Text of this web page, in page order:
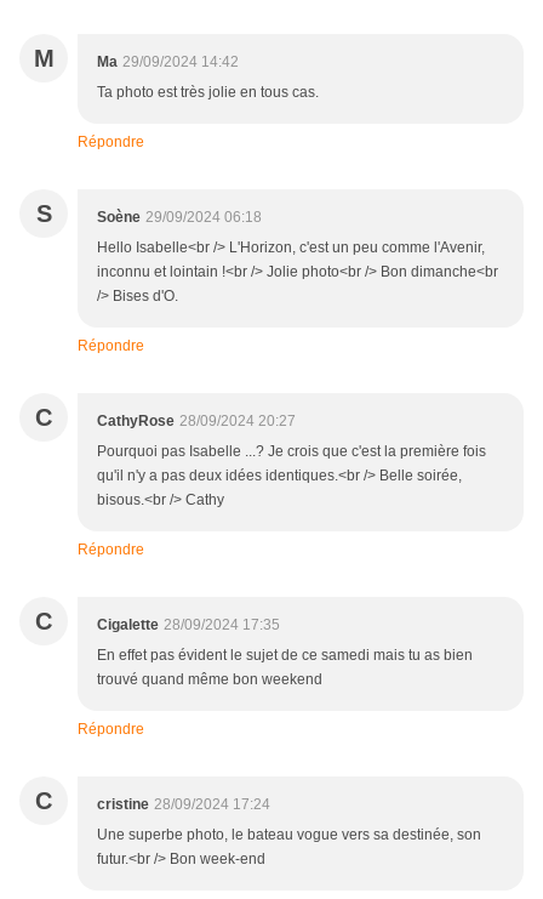
M Ma 29/09/2024 14:42
Ta photo est très jolie en tous cas.
Répondre
S Soène 29/09/2024 06:18
Hello Isabelle<br /> L'Horizon, c'est un peu comme l'Avenir,
inconnu et lointain !<br /> Jolie photo<br /> Bon dimanche<br
/> Bises d'O.
Répondre
C CathyRose 28/09/2024 20:27
Pourquoi pas Isabelle ...? Je crois que c'est la première fois
qu'il n'y a pas deux idées identiques.<br /> Belle soirée,
bisous.<br /> Cathy
Répondre
C Cigalette 28/09/2024 17:35
En effet pas évident le sujet de ce samedi mais tu as bien
trouvé quand même bon weekend
Répondre
C cristine 28/09/2024 17:24
Une superbe photo, le bateau vogue vers sa destinée, son
futur.<br /> Bon week-end